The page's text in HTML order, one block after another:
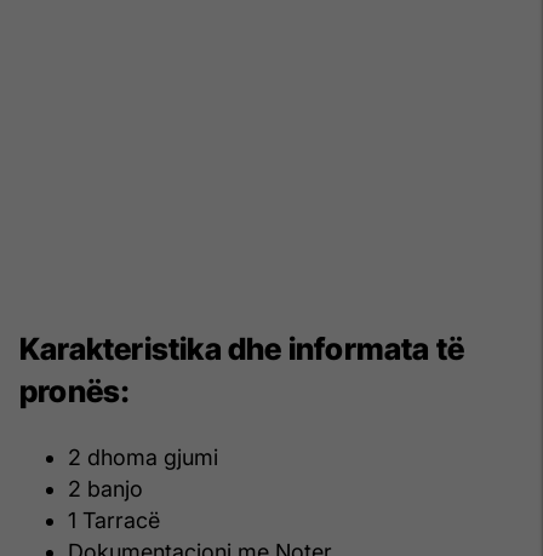
Karakteristika dhe informata të
pronës:
2 dhoma gjumi
2 banjo
1 Tarracë